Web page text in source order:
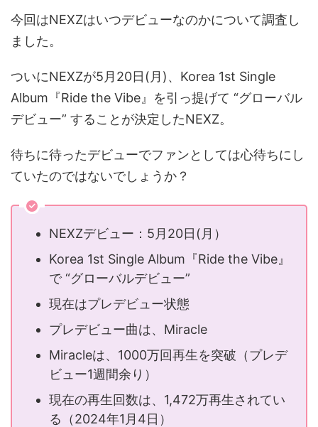
今回はNEXZはいつデビューなのかについて調査し
ました。
ついにNEXZが5月20日(月)、Korea 1st Single
Album『Ride the Vibe』を引っ提げて “グローバル
デビュー” することが決定したNEXZ。
待ちに待ったデビューでファンとしては心待ちにし
ていたのではないでしょうか？
NEXZデビュー：5月20日(月）
Korea 1st Single Album『Ride the Vibe』
で “グローバルデビュー”
現在はプレデビュー状態
プレデビュー曲は、Miracle
Miracleは、1000万回再生を突破（プレデ
ビュー1週間余り）
現在の再生回数は、1,472万再生されてい
る（2024年1月4日）